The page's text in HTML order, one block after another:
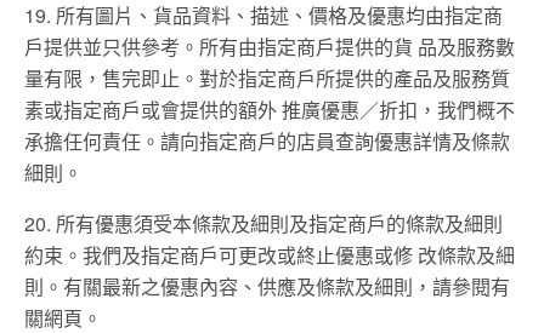
19. 所有圖片、貨品資料、描述、價格及優惠均由指定商
⼾提供並只供參考。所有由指定商⼾提供的貨 品及服務數
量有限，售完即⽌。對於指定商⼾所提供的產品及服務質
素或指定商⼾或會提供的額外 推廣優惠／折扣，我們概不
承擔任何責任。請向指定商⼾的店員查詢優惠詳情及條款
細則。
20. 所有優惠須受本條款及細則及指定商⼾的條款及細則
約束。我們及指定商⼾可更改或終⽌優惠或修 改條款及細
則。有關最新之優惠內容、供應及條款及細則，請參閱有
關網⾴。